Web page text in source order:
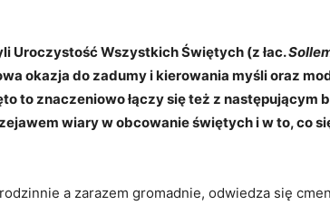
Uroczystość Wszystkich Świętych (z łac.
okazja do zadumy i kierowania myśli oraz
to znaczeniowo łączy się też z następującym
wiary w obcowanie świętych i w to,co
a zarazem gromadnie, odwiedza się